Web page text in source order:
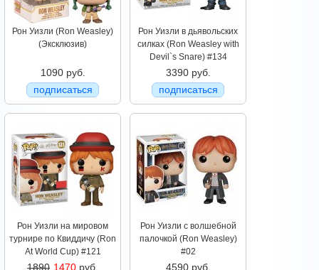
Рон Уизли (Ron Weasley)
(Эксклюзив)
1090 руб.
подписаться
Рон Уизли в дьявольских
силках (Ron Weasley with
Devil`s Snare) #134
3390 руб.
подписаться
Рон Уизли на мировом
турнире по Квиддичу (Ron
At World Cup) #121
1890 1470 руб.
Рон Уизли с волшебной
палочкой (Ron Weasley)
#02
4590 руб.